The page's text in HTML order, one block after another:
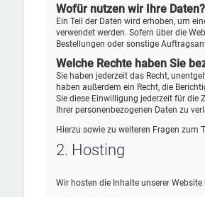
Wofür nutzen wir Ihre Daten?
Ein Teil der Daten wird erhoben, um
verwendet werden. Sofern über die
Bestellungen oder sonstige
Welche Rechte haben Sie
Sie haben jederzeit das Recht,
haben außerdem ein Recht, die
Sie diese Einwilligung jederzeit für die
Ihrer personenbezogenen Daten zu
Hierzu sowie zu weiteren Fragen zum
2. Hosting
Wir hosten die Inhalte unserer